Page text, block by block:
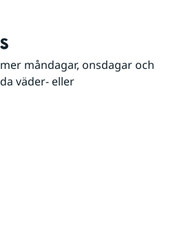
måndagar, onsdagar och
väder- eller